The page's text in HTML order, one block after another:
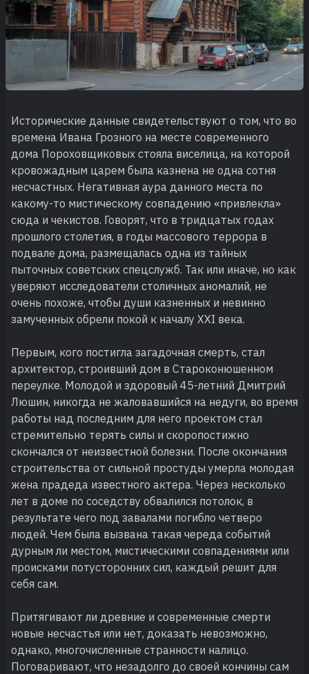
Исторические данные свидетельствуют о том, что во
времена Ивана Грозного на месте современного
дома Пороховщиковых стояла виселица, на которой
кровожадным царем была казнена не одна сотня
несчастных. Негативная аура данного места по
какому-то мистическому совпадению «привлекла»
сюда и чекистов. Говорят, что в тридцатых годах
прошлого столетия, в годы массового террора в
подвале дома, размещалась одна из тайных
пыточных советских спецслужб. Так или иначе, но как
уверяют исследователи столичных аномалий, не
очень похоже, чтобы души казненных и невинно
замученных обрели покой к началу XXI века.
Первым, кого постигла загадочная смерть, стал
архитектор, строивший дом в Староконюшенном
переулке. Молодой и здоровый 45-летний Дмитрий
Люшин, никогда не жаловавшийся на недуги, во время
работы над последним для него проектом стал
стремительно терять силы и скоропостижно
скончался от неизвестной болезни. После окончания
строительства от сильной простуды умерла молодая
жена прадеда известного актера. Через несколько
лет в доме по соседству обвалился потолок, в
результате чего под завалами погибло четверо
людей. Чем была вызвана такая череда событий
дурным ли местом, мистическими совпадениями или
происками потусторонних сил, каждый решит для
себя сам.
Притягивают ли древние и современные смерти
новые несчастья или нет, доказать невозможно,
однако, многочисленные странности налицо.
Поговаривают, что незадолго до своей кончины сам